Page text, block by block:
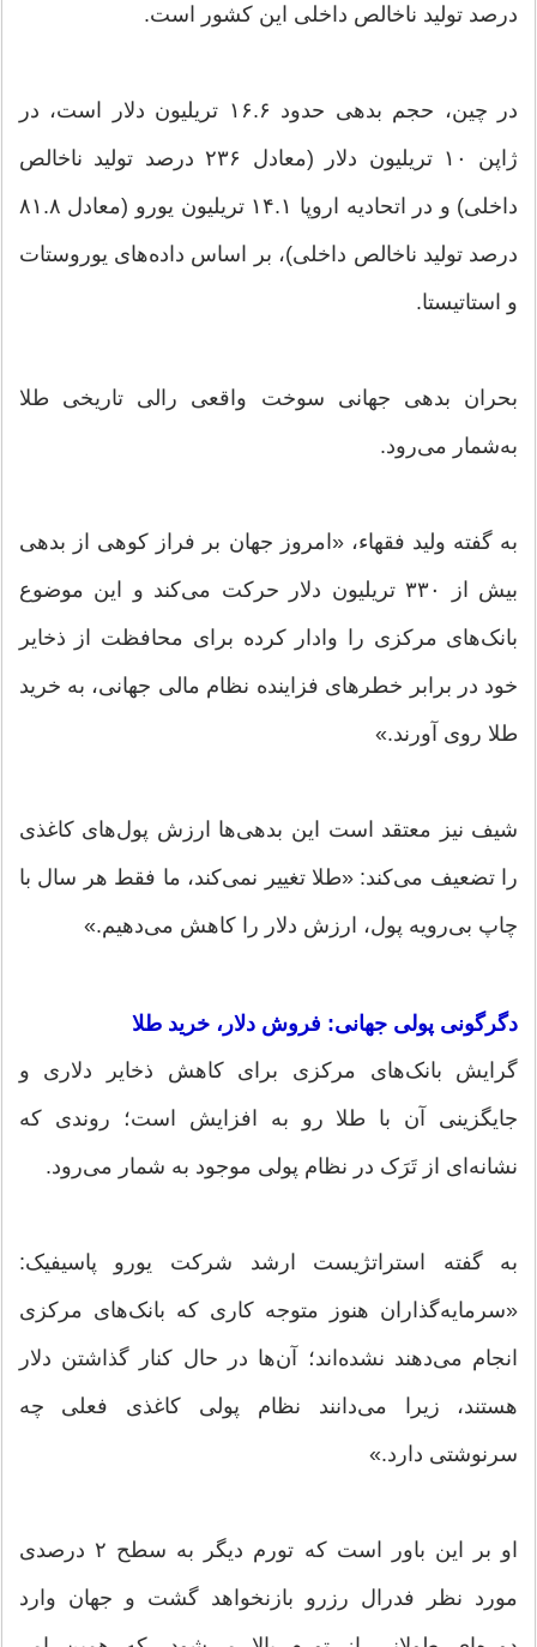
درصد تولید ناخالص داخلی این کشور است.
در چین، حجم بدهی حدود ۱۶.۶ تریلیون دلار است، در
ژاپن ۱۰ تریلیون دلار (معادل ۲۳۶ درصد تولید ناخالص
داخلی) و در اتحادیه اروپا ۱۴.۱ تریلیون یورو (معادل ۸۱.۸
درصد تولید ناخالص داخلی)، بر اساس داده‌های یوروستات
و استاتیستا.
بحران بدهی جهانی سوخت واقعی رالی تاریخی طلا
به‌شمار می‌رود.
به گفته ولید فقهاء، «امروز جهان بر فراز کوهی از بدهی
بیش از ۳۳۰ تریلیون دلار حرکت می‌کند و این موضوع
بانک‌های مرکزی را وادار کرده برای محافظت از ذخایر
خود در برابر خطرهای فزاینده نظام مالی جهانی، به خرید
طلا روی آورند.»
شیف نیز معتقد است این بدهی‌ها ارزش پول‌های کاغذی
را تضعیف می‌کند: «طلا تغییر نمی‌کند، ما فقط هر سال با
چاپ بی‌رویه پول، ارزش دلار را کاهش می‌دهیم.»
دگرگونی پولی جهانی: فروش دلار، خرید طلا
گرایش بانک‌های مرکزی برای کاهش ذخایر دلاری و
جایگزینی آن با طلا رو به افزایش است؛ روندی که
نشانه‌ای از تَرَک در نظام پولی موجود به شمار می‌رود.
به گفته استراتژیست ارشد شرکت یورو پاسیفیک:
«سرمایه‌گذاران هنوز متوجه کاری که بانک‌های مرکزی
انجام می‌دهند نشده‌اند؛ آن‌ها در حال کنار گذاشتن دلار
هستند، زیرا می‌دانند نظام پولی کاغذی فعلی چه
سرنوشتی دارد.»
او بر این باور است که تورم دیگر به سطح ۲ درصدی
مورد نظر فدرال رزرو بازنخواهد گشت و جهان وارد